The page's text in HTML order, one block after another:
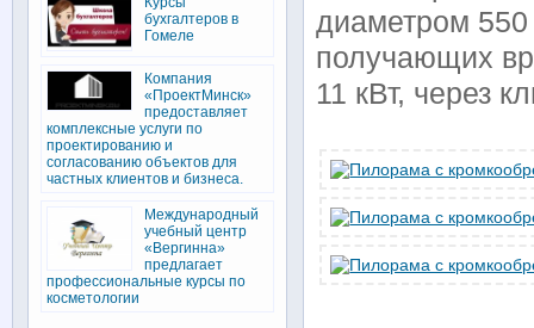
диаметром
получающих
11 кВт, через
бухгалтеров в
Гомеле
Компания
«ПроектМинск»
предоставляет
комплексные услуги по
проектированию и
согласованию объектов для
частных клиентов и бизнеса.
Международный
учебный центр
«Вергинна»
предлагает
профессиональные курсы по
косметологии